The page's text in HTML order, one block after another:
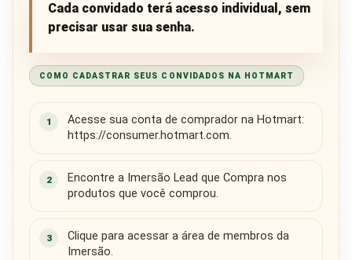
Cada convidado terá acesso individual, sem
precisar usar sua senha.
COMO CADASTRAR SEUS CONVIDADOS NA HOTMART
1
Acesse sua conta de comprador na Hotmart:
https://consumer.hotmart.com.
2
Encontre a Imersão Lead que Compra nos
produtos que você comprou.
3
Clique para acessar a área de membros da
Imersão.